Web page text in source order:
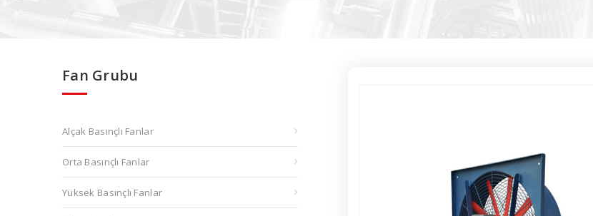
Fan Grubu
Alçak Basınçlı Fanlar
Orta Basınçlı Fanlar
Yüksek Basınçlı Fanlar